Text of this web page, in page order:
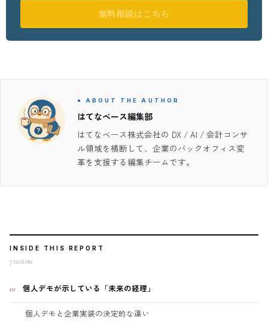
無料相談はこちら
● ABOUT THE AUTHOR
はてなベース編集部
はてなベース株式会社の DX / AI / 会計コンサ
ル領域を横断して、企業のバックオフィス変
革を支援する編集チームです。
INSIDE THIS REPORT
7 sections
01 個人デモが示している「未来の経理」
個人デモと企業実装の決定的な違い